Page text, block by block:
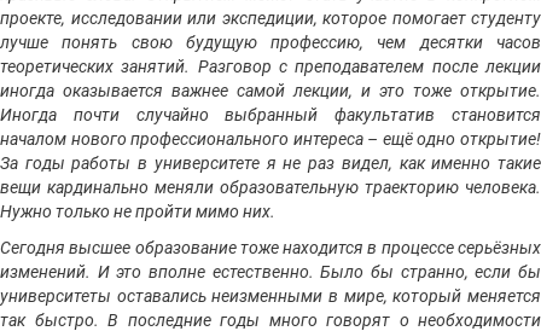
проекте, исследовании или экспедиции, которое помогает студенту
лучше понять свою будущую профессию, чем десятки часов
теоретических занятий. Разговор с преподавателем после лекции
иногда оказывается важнее самой лекции, и это тоже открытие.
Иногда почти случайно выбранный факультатив становится
началом нового профессионального интереса – ещё одно открытие!
За годы работы в университете я не раз видел, как именно такие
вещи кардинально меняли образовательную траекторию человека.
Нужно только не пройти мимо них.
Сегодня высшее образование тоже находится в процессе серьёзных
изменений. И это вполне естественно. Было бы странно, если бы
университеты оставались неизменными в мире, который меняется
так быстро. В последние годы много говорят о необходимости